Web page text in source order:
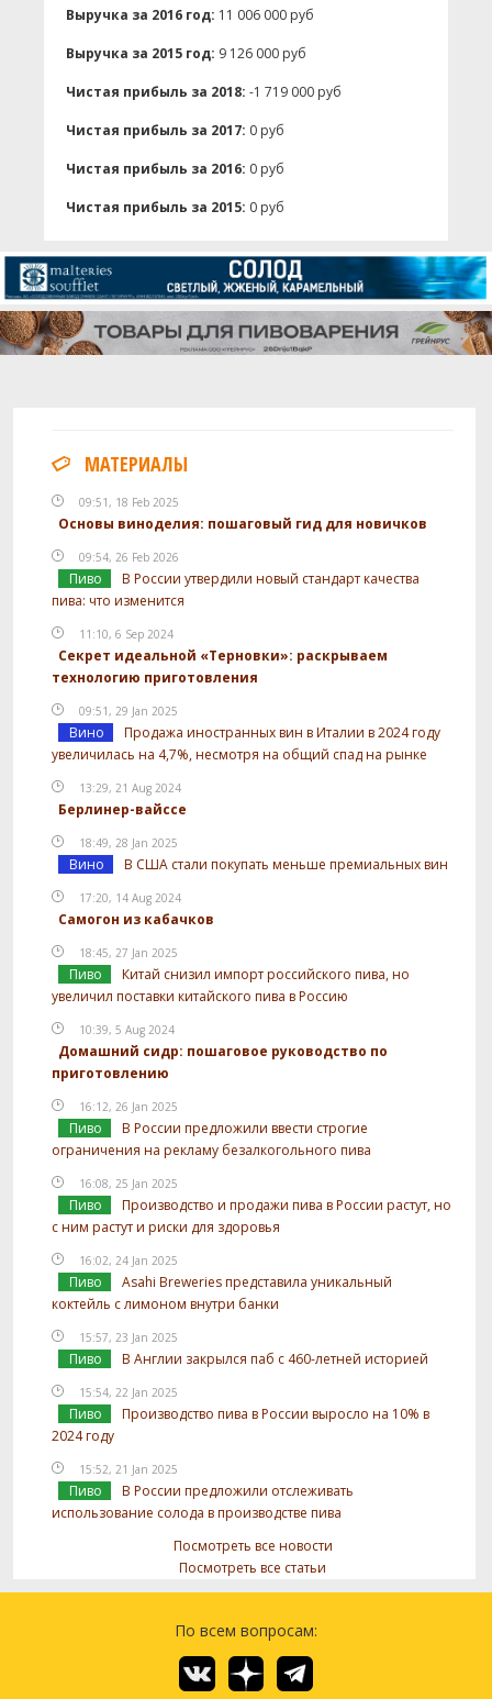
Выручка за 2016 год: 11 006 000 руб
Выручка за 2015 год: 9 126 000 руб
Чистая прибыль за 2018: -1 719 000 руб
Чистая прибыль за 2017: 0 руб
Чистая прибыль за 2016: 0 руб
Чистая прибыль за 2015: 0 руб
МАТЕРИАЛЫ
09:51, 18 Feb 2025
Основы виноделия: пошаговый гид для новичков
09:54, 26 Feb 2026
Пиво
В России утвердили новый стандарт качества
пива: что изменится
11:10, 6 Sep 2024
Секрет идеальной «Терновки»: раскрываем
технологию приготовления
09:51, 29 Jan 2025
Вино
Продажа иностранных вин в Италии в 2024 году
увеличилась на 4,7%, несмотря на общий спад на рынке
13:29, 21 Aug 2024
Берлинер-вайссе
18:49, 28 Jan 2025
Вино В США стали покупать меньше премиальных вин
17:20, 14 Aug 2024
Самогон из кабачков
18:45, 27 Jan 2025
Пиво
Китай снизил импорт российского пива, но
увеличил поставки китайского пива в Россию
10:39, 5 Aug 2024
Домашний сидр: пошаговое руководство по
приготовлению
16:12, 26 Jan 2025
Пиво
В России предложили ввести строгие
ограничения на рекламу безалкогольного пива
16:08, 25 Jan 2025
Пиво
Производство и продажи пива в России растут, но
с ним растут и риски для здоровья
16:02, 24 Jan 2025
Пиво
Asahi Breweries представила уникальный
коктейль с лимоном внутри банки
15:57, 23 Jan 2025
Пиво В Англии закрылся паб с 460-летней историей
15:54, 22 Jan 2025
Пиво
Производство пива в России выросло на 10% в
2024 году
15:52, 21 Jan 2025
Пиво
В России предложили отслеживать
использование солода в производстве пива
Посмотреть все новости
Посмотреть все статьи
По всем вопросам: